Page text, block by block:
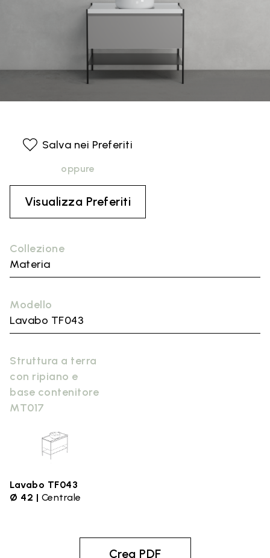
Collezione
Materia
Modello
Lavabo TF043
Struttura a terra
con ripiano e
base contenitore
MT017
Lavabo TF043
Ø 42 | Centrale
Salva nei Preferiti
oppure
Visualizza Preferiti
Crea PDF